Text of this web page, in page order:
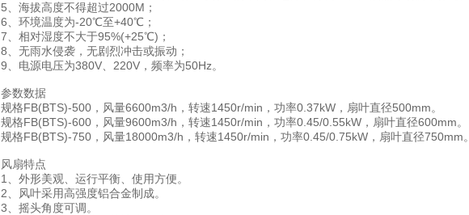
5、海拔高度不得超过2000M；
6、环境温度为-20℃至+40℃；
7、相对湿度不大于95%(+25℃)；
8、无雨水侵袭，无剧烈冲击或振动；
9、电源电压为380V、220V，频率为50Hz。
参数数据
规格FB(BTS)-500，风量6600m3/h，转速1450r/min，功率0.37kW，扇叶直径500mm。
规格FB(BTS)-600，风量9600m3/h，转速1450r/min，功率0.45/0.55kW，扇叶直径600mm。
规格FB(BTS)-750，风量18000m3/h，转速1450r/min，功率0.45/0.75kW，扇叶直径750mm。
风扇特点
1、外形美观、运行平衡、使用方便。
2、风叶采用高强度铝合金制成。
3、摇头角度可调。